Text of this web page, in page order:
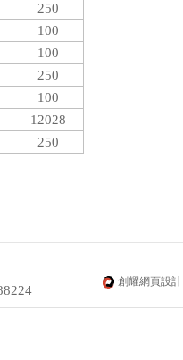
250
100
100
250
100
12028
250
創耀網頁設計